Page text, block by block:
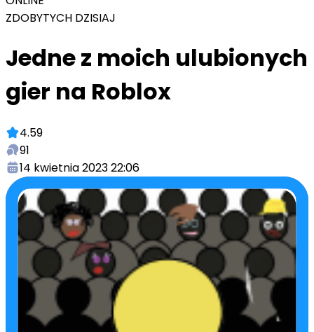
ZDOBYTYCH DZISIAJ
Jedne z moich ulubionych
gier na Roblox
4.59
91
14 kwietnia 2023 22:06